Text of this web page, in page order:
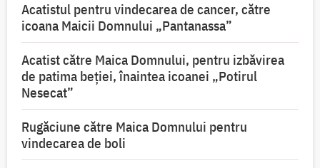
Acatistul pentru vindecarea de cancer, către
icoana Maicii Domnului „Pantanassa”
Acatist către Maica Domnului, pentru izbăvirea
de patima beției, înaintea icoanei „Potirul
Nesecat”
Rugăciune către Maica Domnului pentru
vindecarea de boli